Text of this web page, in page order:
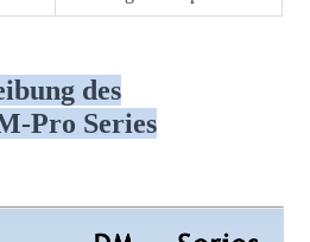
des
Pro Series